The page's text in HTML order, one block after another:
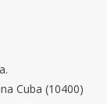
Cuba (10400)